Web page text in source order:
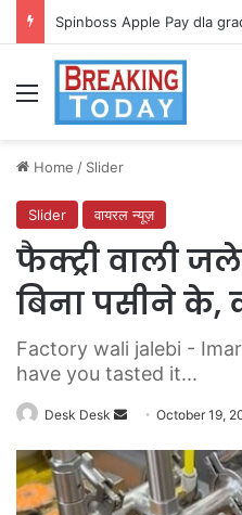
Spinboss Apple Pay dla
Menu
Home / Slider
Slider वायरल न्यूज़
फैक्ट्री वाली
बिना पसीने
Factory wali jalebi -
have you tasted it...
Desk Desk
Send
email
October 19,